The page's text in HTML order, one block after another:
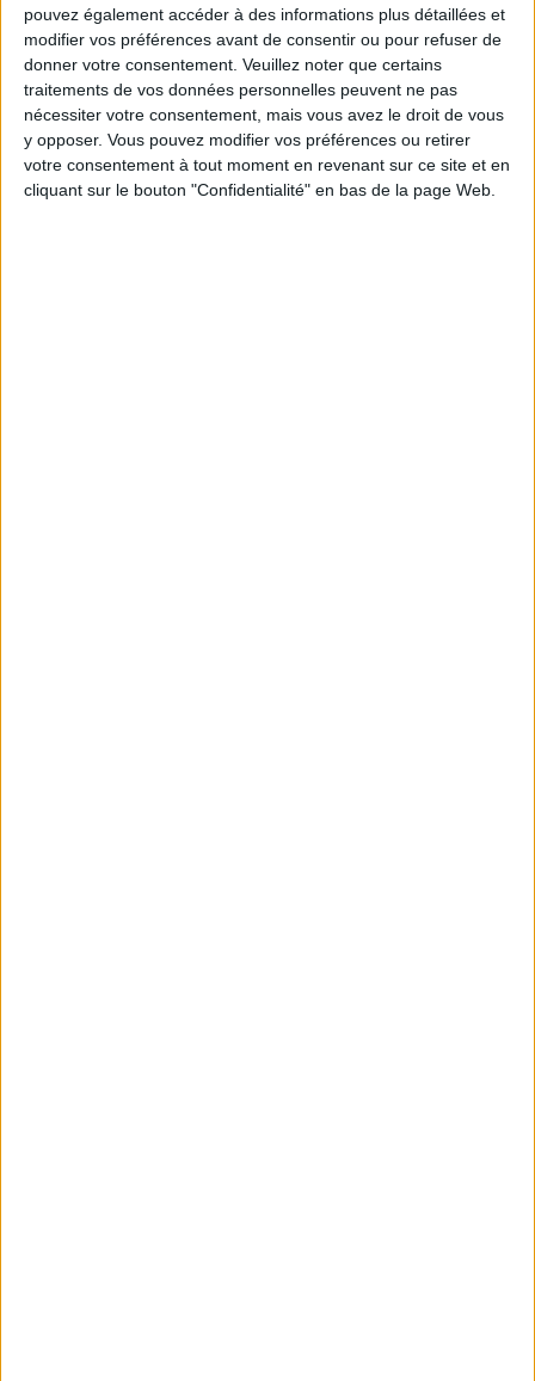
pouvez également accéder à des informations plus détaillées et
modifier vos préférences avant de consentir ou pour refuser de
donner votre consentement. Veuillez noter que certains
traitements de vos données personnelles peuvent ne pas
nécessiter votre consentement, mais vous avez le droit de vous
y opposer. Vous pouvez modifier vos préférences ou retirer
votre consentement à tout moment en revenant sur ce site et en
cliquant sur le bouton "Confidentialité" en bas de la page Web.
Peut-on remplacer la viande par des féculents ?
Consultation diététique du 05/08/2026